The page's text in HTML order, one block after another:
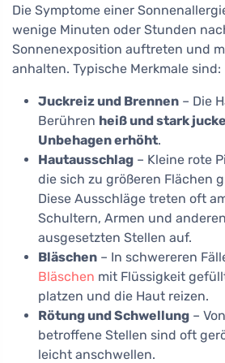
Die Symptome einer
wenige Minuten oder Stunden
Sonnenexposition auftreten und
anhalten. Typische Merkmale sind:
Juckreiz und Brennen – Die
Berühren heiß und stark
Unbehagen erhöht.
Hautausschlag – Kleine rote
die sich zu größeren Flächen
Diese Ausschläge treten oft
Schultern, Armen und
ausgesetzten Stellen auf.
Bläschen – In schwereren
Bläschen mit Flüssigkeit
platzen und die Haut reizen.
Rötung und Schwellung –
betroffene Stellen sind oft
leicht anschwellen.